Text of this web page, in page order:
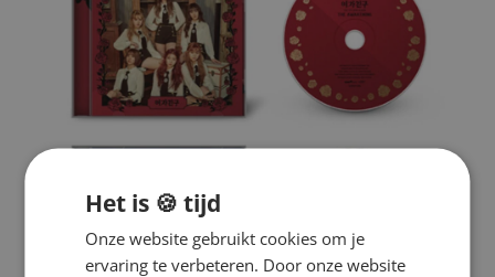
Het is 🍪 tijd
Onze website gebruikt cookies om je
ervaring te verbeteren. Door onze website